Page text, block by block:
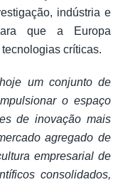
indústria e
que a Europa
críticas.
um conjunto de
o espaço
de inovação mais
agregado de
empresarial de
consolidados,